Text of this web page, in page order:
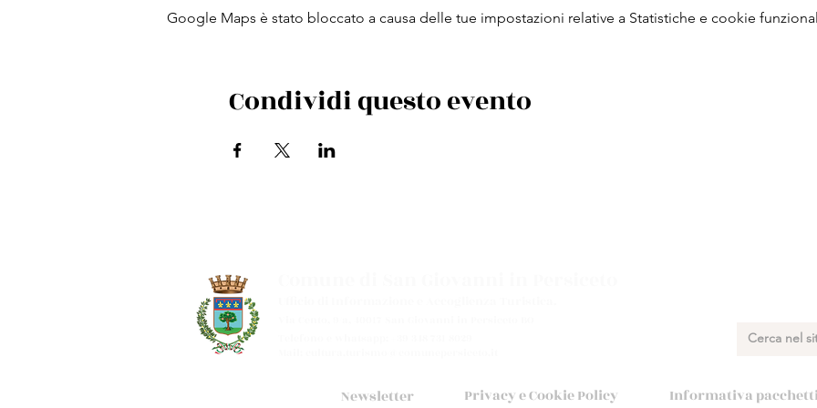
Google Maps è stato bloccato a causa delle tue impostazioni relative a Statistiche e cookie
Condividi questo evento
Privacy e Cookie Policy Informativa
Newsletter